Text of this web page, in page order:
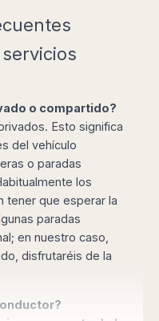
con un
y
ofrece a
perder el
no te apetece
o no
aparcamiento
privado
que podrás
o compartido?
Esto significa
del vehículo
o paradas
los
tener que esperar la
paradas
en nuestro caso,
disfrutaréis de la